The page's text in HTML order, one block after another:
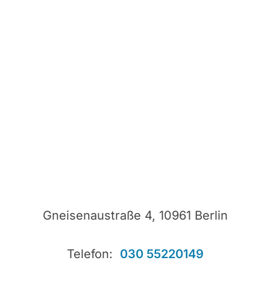
Gneisenaustraße 4, 10961 Berlin
Telefon: 030 55220149